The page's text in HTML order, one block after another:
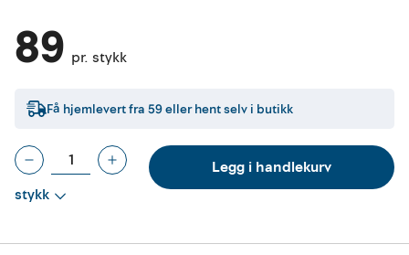
89 pr. stykk
Få hjemlevert fra 59eller hent selv i butikk
stykk
Legg i handlekurv